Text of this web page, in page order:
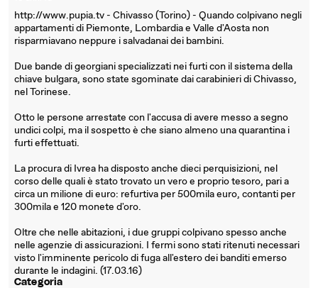
http://www.pupia.tv - Chivasso (Torino) - Quando colpivano negli
appartamenti di Piemonte, Lombardia e Valle d'Aosta non
risparmiavano neppure i salvadanai dei bambini.
Due bande di georgiani specializzati nei furti con il sistema della
chiave bulgara, sono state sgominate dai carabinieri di Chivasso,
nel Torinese.
Otto le persone arrestate con l'accusa di avere messo a segno
undici colpi, ma il sospetto è che siano almeno una quarantina i
furti effettuati.
La procura di Ivrea ha disposto anche dieci perquisizioni, nel
corso delle quali è stato trovato un vero e proprio tesoro, pari a
circa un milione di euro: refurtiva per 500mila euro, contanti per
300mila e 120 monete d'oro.
Oltre che nelle abitazioni, i due gruppi colpivano spesso anche
nelle agenzie di assicurazioni. I fermi sono stati ritenuti necessari
visto l'imminente pericolo di fuga all'estero dei banditi emerso
durante le indagini. (17.03.16)
Categoria